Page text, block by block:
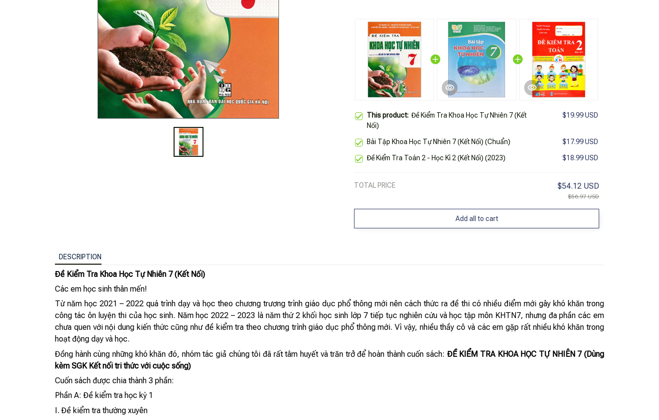
This product: Đề Kiểm Tra Khoa Học Tự Nhiên 7 (Kết
Nối)
$19.99 USD
Bài Tập Khoa Học Tự Nhiên 7 (Kết Nối) (Chuẩn) $17.99 USD
Đề Kiểm Tra Toán 2 - Học Kì 2 (Kết Nối) (2023) $18.99 USD
TOTAL PRICE $54.12 USD
$56.97 USD
Add all to cart
DESCRIPTION
Đề Kiểm Tra Khoa Học Tự Nhiên 7 (Kết Nối)
Các em học sinh thân mến!
Từ năm học 2021 – 2022 quá trình dạy và học theo chương trương trình giáo dục phổ thông mới nên cách thức ra đề thi có nhiều điểm mới gây khó khăn trong
công tác ôn luyện thi của học sinh. Năm học 2022 – 2023 là năm thứ 2 khối học sinh lớp 7 tiếp tục nghiên cứu và học tập môn KHTN7, nhưng đa phần các em
chưa quen với nội dung kiến thức cũng như đề kiểm tra theo chương trình giáo dục phổ thông mới. Vì vậy, nhiều thầy cô và các em gặp rất nhiều khó khăn trong
hoạt động dạy và học.
Đồng hành cùng những khó khăn đó, nhóm tác giả chúng tôi đã rất tâm huyết và trăn trở để hoàn thành cuốn sách: ĐỀ KIỂM TRA KHOA HỌC TỰ NHIÊN 7 (Dùng
kèm SGK Kết nối tri thức với cuộc sống)
Cuốn sách được chia thành 3 phần:
Phần A: Đề kiểm tra học kỳ 1
I. Đề kiểm tra thường xuyên